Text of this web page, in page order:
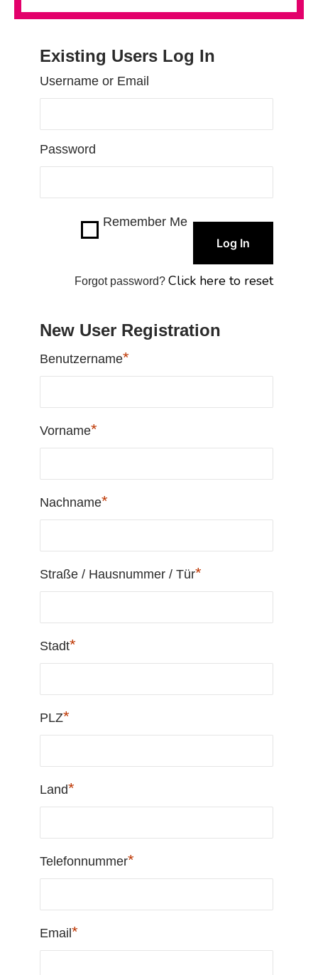
Existing Users Log In
Username or Email
Password
Remember Me
Forgot password?Click here to reset
New User Registration
Benutzername*
Vorname*
Nachname*
Straße / Hausnummer / Tür*
Stadt*
PLZ*
Land*
Telefonnummer*
Email *